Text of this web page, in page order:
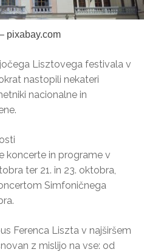
pixabay.com
Lisztovega festivala v
nastopili nekateri
nacionalne in
koncerte in programe v
ter 21. in 23. oktobra,
Simfoničnega
Ferenca Liszta v najširšem
z mislijo na vse: od